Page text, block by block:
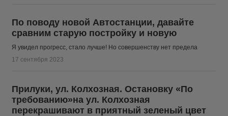
По поводу новой Автостанции, давайте
сравним старую постройку и новую
Я увидел прогресс, стало лучше! Но совершенству нет предела
17 сентября 2023
Прилуки, ул. Колхозная. Остановку «По
требованию»на ул. Колхозная
перекрашивают в приятный зеленый цвет